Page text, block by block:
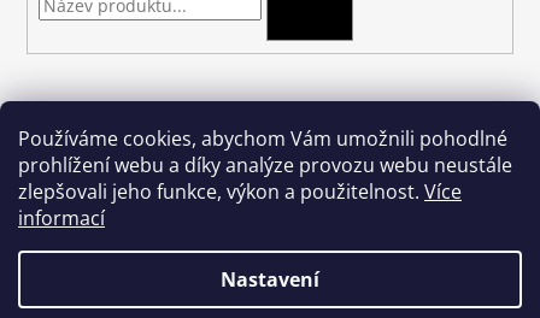
Používáme cookies, abychom Vám umožnili pohodlné
prohlížení webu a díky analýze provozu webu neustále
zlepšovali jeho funkce, výkon a použitelnost. Více
informací
Nastavení
podkova-shop@seznam.cz
+420 704 397 000